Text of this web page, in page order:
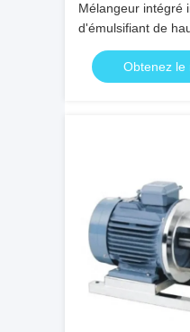
Mélangeur intégré
d'émulsifiant de
mélangeur crème
homogénisateur
Obtenez le